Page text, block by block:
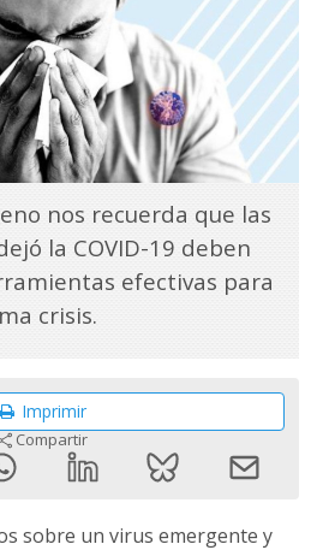
nos recuerda que las
la COVID-19 deben
efectivas para
crisis.
Imprimir
Compartir
sobre un virus emergente y